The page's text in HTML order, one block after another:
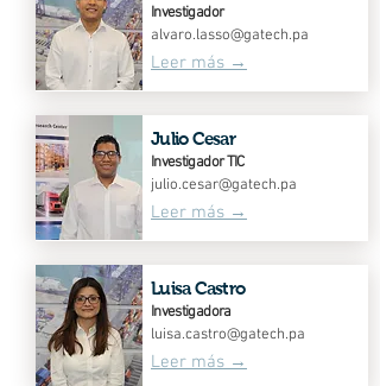
Investigador
alvaro.lasso@gatech.pa
Leer más →
Julio Cesar
Investigador TIC
julio.cesar@gatech.pa
Leer más →
Luisa Castro
Investigadora
luisa.castro@gatech.pa
Leer más →